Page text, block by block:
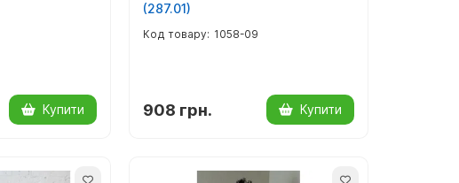
Купити
(287.01)
1058-09
908 грн. Купити